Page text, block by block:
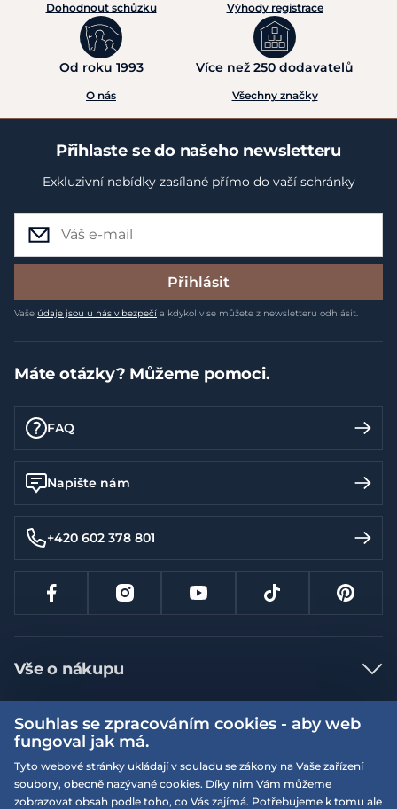
Dohodnout schůzku Výhody registrace
Od roku 1993
O nás
Více než 250 dodavatelů
Všechny značky
Přihlaste se do našeho newsletteru
Exkluzivní nabídky zasílané přímo do vaší schránky
Přihlásit
Vaše údaje jsou u nás v bezpečí a kdykoliv se můžete z newsletteru odhlásit.
Máte otázky? Můžeme pomoci.
FAQ
Napište nám
+420 602 378 801
Vše o nákupu
Jak nakupovat
Nejčastější dotazy
Doprava a platba
Vrácení a výměna zboží
Více informací
Obchodní podmínky
Podmínky EQS věrnostního klubu
Naše prodejny
Souhlas se zpracováním cookies - aby web
fungoval jak má.
Tyto webové stránky ukládají v souladu se zákony na Vaše zařízení
soubory, obecně nazývané cookies. Díky nim Vám můžeme
zobrazovat obsah podle toho, co Vás zajímá. Potřebujeme k tomu ale